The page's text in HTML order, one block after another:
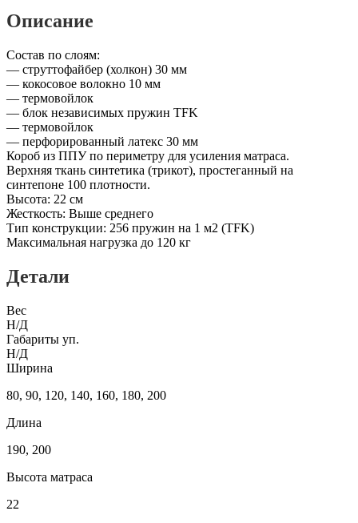
Описание
Состав по слоям:
— струттофайбер (холкон) 30 мм
— кокосовое волокно 10 мм
— термовойлок
— блок независимых пружин TFK
— термовойлок
— перфорированный латекс 30 мм
Короб из ППУ по периметру для усиления матраса.
Верхняя ткань синтетика (трикот), простеганный на
синтепоне 100 плотности.
Высота: 22 см
Жесткость: Выше среднего
Тип конструкции: 256 пружин на 1 м2 (TFK)
Максимальная нагрузка до 120 кг
Детали
Вес
Н/Д
Габариты уп.
Н/Д
Ширина
80, 90, 120, 140, 160, 180, 200
Длина
190, 200
Высота матраса
22